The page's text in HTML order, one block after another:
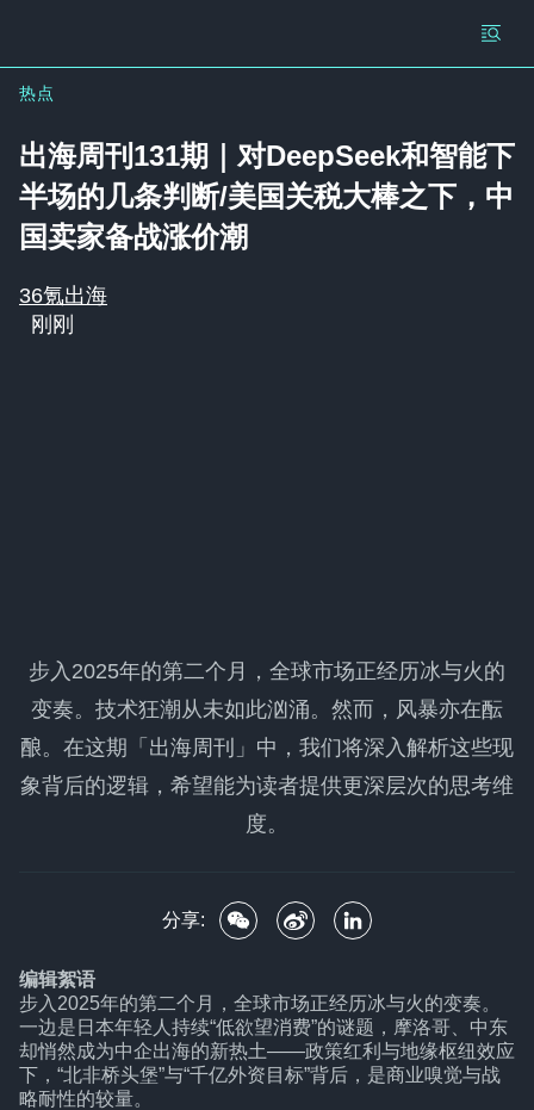
热点
出海周刊131期｜对DeepSeek和智能下
半场的几条判断/美国关税大棒之下，中
国卖家备战涨价潮
36氪出海
刚刚
步入2025年的第二个月，全球市场正经历冰与火的
变奏。技术狂潮从未如此汹涌。然而，风暴亦在酝
酿。在这期「出海周刊」中，我们将深入解析这些现
象背后的逻辑，希望能为读者提供更深层次的思考维
度。
分享:
编辑絮语
步入2025年的第二个月，全球市场正经历冰与火的变奏。
一边是日本年轻人持续“低欲望消费”的谜题，摩洛哥、中东
却悄然成为中企出海的新热土——政策红利与地缘枢纽效应
下，“北非桥头堡”与“千亿外资目标”背后，是商业嗅觉与战
略耐性的较量。